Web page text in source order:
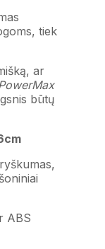
tiek
ar
būtų
ABS